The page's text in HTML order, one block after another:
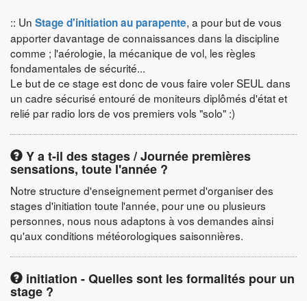
:: Un Stage d'initiation au parapente, a pour but de vous
apporter davantage de connaissances dans la discipline
comme ; l'aérologie, la mécanique de vol, les règles
fondamentales de sécurité...
Le but de ce stage est donc de vous faire voler SEUL dans
un cadre sécurisé entouré de moniteurs diplômés d'état et
relié par radio lors de vos premiers vols "solo" :)
Y a t-il des stages / Journée premières
sensations, toute l'année ?
Notre structure d'enseignement permet d'organiser des
stages d'initiation toute l'année, pour une ou plusieurs
personnes, nous nous adaptons à vos demandes ainsi
qu'aux conditions météorologiques saisonnières.
initiation - Quelles sont les formalités pour un
stage ?